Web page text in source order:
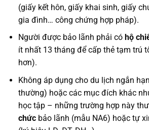
(giấy kết hôn, giấy khai sinh, giấy
gia đình… công chứng hợp pháp).
Người được bảo lãnh phải có hộ
ít nhất 13 tháng để cấp thẻ tạm trú
hơn).
Không áp dụng cho du lịch ngắn
thường) hoặc các mục đích khác
học tập – những trường hợp này
chứcbảo lãnh (mẫu NA6) hoặc tự